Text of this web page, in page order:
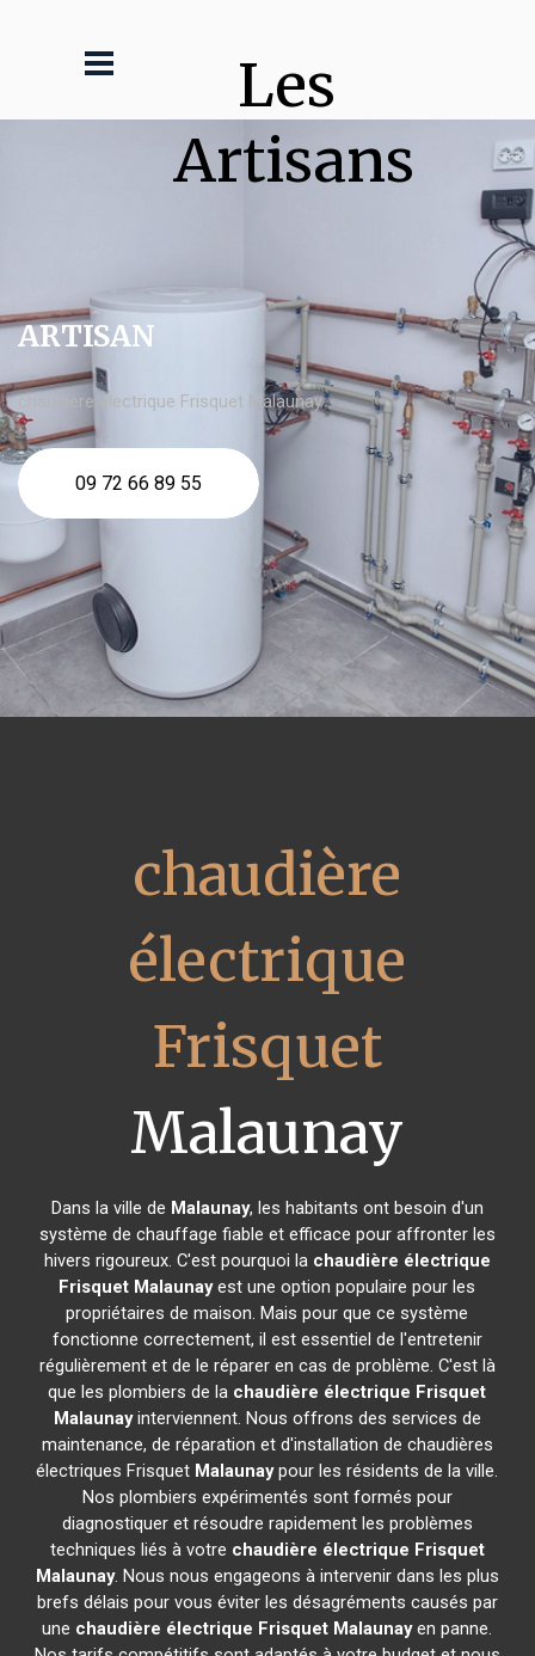
Les
Artisans
ARTISAN
chaudière électrique Frisquet Malaunay
09 72 66 89 55
chaudière
électrique
Frisquet
Malaunay
Dans la ville de Malaunay, les habitants ont besoin d'un
système de chauffage fiable et efficace pour affronter les
hivers rigoureux. C'est pourquoi la chaudière électrique
Frisquet Malaunayest une option populaire pour les
propriétaires de maison. Mais pour que ce système
fonctionne correctement, il est essentiel de l'entretenir
régulièrement et de le réparer en cas de problème. C'est là
que les plombiers de la chaudière électrique Frisquet
Malaunayinterviennent. Nous offrons des services de
maintenance, de réparation et d'installation de chaudières
électriques Frisquet Malaunaypour les résidents de la ville.
Nos plombiers expérimentés sont formés pour
diagnostiquer et résoudre rapidement les problèmes
techniques liés à votre chaudière électrique Frisquet
Malaunay. Nous nous engageons à intervenir dans les plus
brefs délais pour vous éviter les désagréments causés par
une chaudière électrique Frisquet Malaunayen panne.